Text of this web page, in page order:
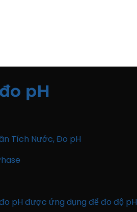
pH
Tích Nước,Đo pH
pH được ứng dụng để đo độ